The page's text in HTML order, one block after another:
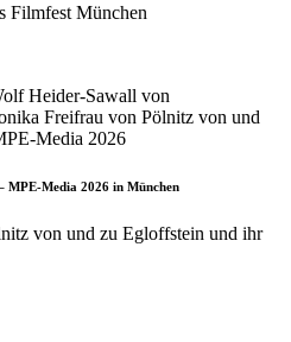
Filmfest München
MPE-Media 2026 in München
von und zu Egloffstein und ihr